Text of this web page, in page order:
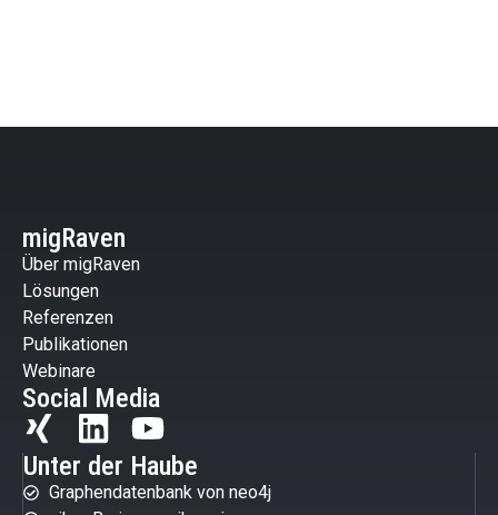
migRaven
Über migRaven
Lösungen
Referenzen
Publikationen
Webinare
Social Media
Unter der Haube
Graphendatenbank von neo4j